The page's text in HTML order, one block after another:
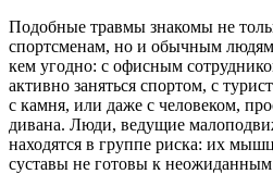
Подобные травмы знакомы не
спортсменам, но и обычным
кем угодно: с офисным
активно заняться спортом, с
с камня, или даже с человеком,
дивана. Люди, ведущие
находятся в группе риска: их
суставы не готовы к неожиданным